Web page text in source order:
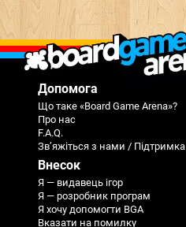
Допомога
Що таке «Board Game Arena»?
Про нас
F.A.Q.
Зв’яжіться з нами / Підтримка
Внесок
Я — видавець ігор
Я — розробник програм
Я хочу допомогти BGA
Вказати на помилку